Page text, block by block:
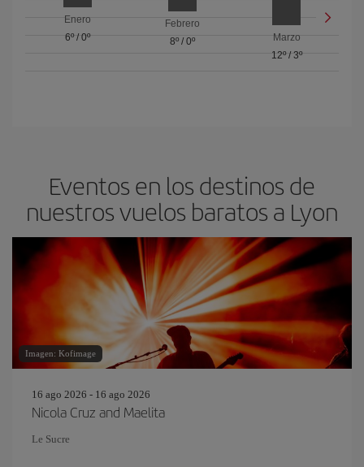
Enero
6º/ 0º
Febrero
8º/ 0º
Marzo
12º/ 3º
Eventos en los destinos de
nuestros vuelos baratos a Lyon
Imagen: Kofimage
16 ago 2026 - 16 ago 2026
Nicola Cruz and Maelita
Le Sucre